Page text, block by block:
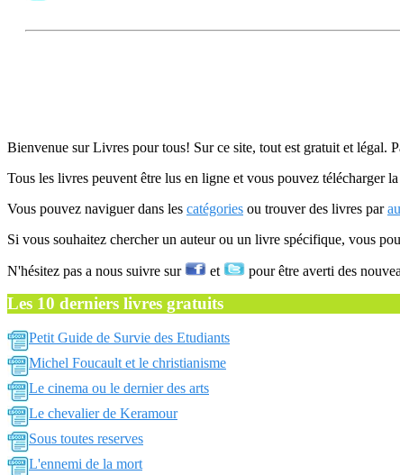
Bienvenue sur Livres pour tous! Sur ce site, tout est gratuit et légal.
Tous les livres peuvent être lus en ligne et vous pouvez télécharger
Vous pouvez naviguer dans les catégories ou trouver des livres par
Si vous souhaitez chercher un auteur ou un livre spécifique, vous
N'hésitez pas a nous suivre sur et pour être averti des
Les 10 derniers livres gratuits
Petit Guide de Survie des Etudiants
Michel Foucault et le christianisme
Le cinema ou le dernier des arts
Le chevalier de Keramour
Sous toutes reserves
L'ennemi de la mort